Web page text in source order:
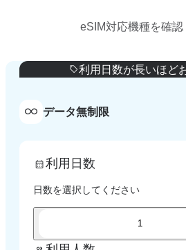
eSIM対応機種を確認
利用日数が長いほど
データ無制限
利用日数
日数を選択してください
1